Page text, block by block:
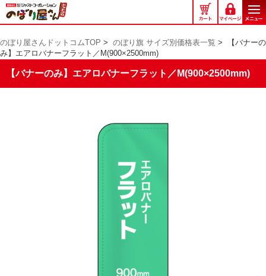
の
ぼ
屋
さ
のぼり屋さんドットコムTOP > のぼり旗 サイズ別価格表一覧 >
【バナーの
み】エアロバナーフラット／M(900×2500mm)
【バナーのみ】エアロバナーフラット／M(900×2500mm)